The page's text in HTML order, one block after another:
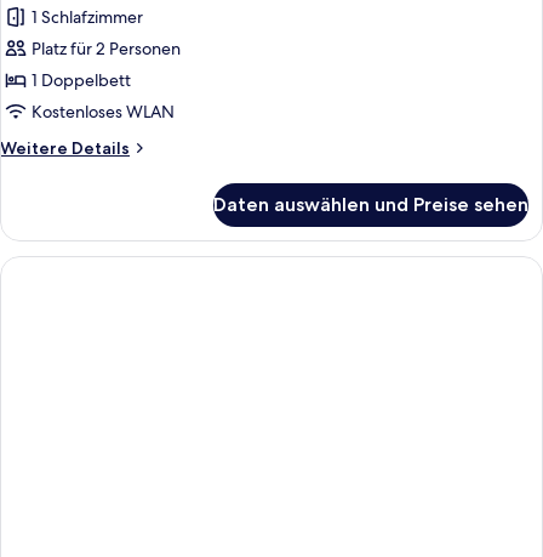
1 Schlafzimmer
Platz für 2 Personen
1 Doppelbett
Kostenloses WLAN
Weitere Details
Weitere
Doppelzimmer,
Badewanne,
Kanalblick
Daten auswählen und Preise sehen